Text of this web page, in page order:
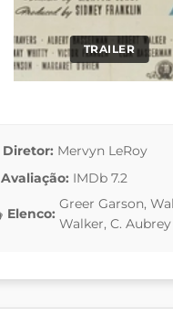
TRAILER
Diretor: Mervyn LeRoy
Avaliação: IMDb 7.2
Elenco:
Greer Garson,
Walker, C.